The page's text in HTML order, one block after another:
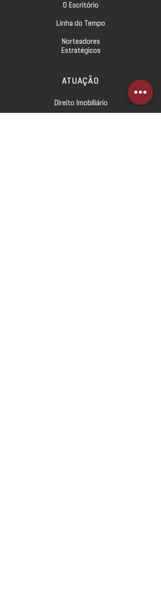
O Escritório
Linha do Tempo
Norteadores
Estratégicos
ATUAÇÃO
Direito Imobiliário